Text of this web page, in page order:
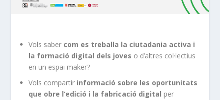
Vols saber com es treballa la ciutadania activa i
la formació digital dels joves o d’altres col·lectius
en un espai maker?
Vols compartir informació sobre les oportunitats
que obre l’edició i la fabricació digital per